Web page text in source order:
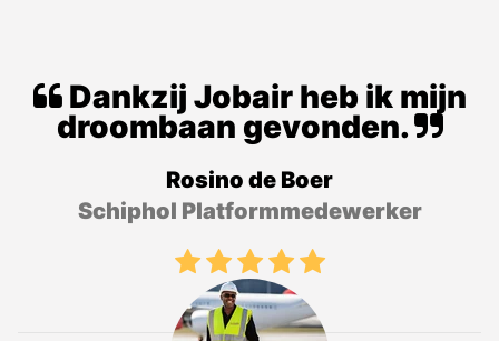
Dankzij Jobair heb ik mijn
droombaan gevonden.
Rosino de Boer
Schiphol Platformmedewerker